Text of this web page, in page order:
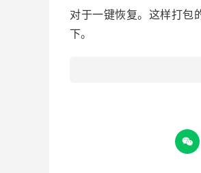
对于一键恢复。这样打包
下。
